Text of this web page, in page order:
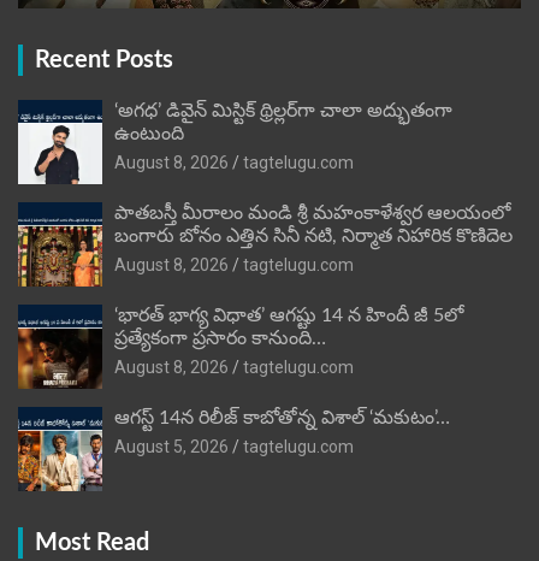
Recent Posts
‘అగధ’ డివైన్ మిస్టిక్ థ్రిల్లర్‌గా చాలా అద్భుతంగా
ఉంటుంది
August 8, 2026
tagtelugu.com
పాతబస్తీ మీరాలం మండి శ్రీ మహంకాళేశ్వర ఆలయంలో
బంగారు బోనం ఎత్తిన సినీ నటి, నిర్మాత నిహారిక కొణిదెల
August 8, 2026
tagtelugu.com
‘భారత్ భాగ్య విధాత’ ఆగష్టు 14 న హిందీ జీ 5లో
ప్రత్యేకంగా ప్రసారం కానుంది…
August 8, 2026
tagtelugu.com
ఆగస్ట్ 14న రిలీజ్ కాబోతోన్న విశాల్ ‘మకుటం’…
August 5, 2026
tagtelugu.com
Most Read